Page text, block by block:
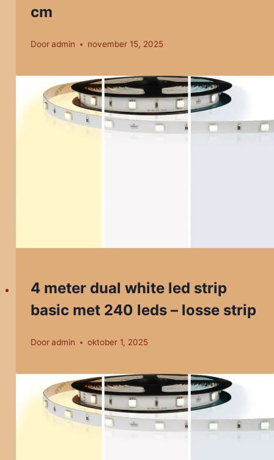
cm
Door admin november 15, 2025
4 meter dual white led strip
basic met 240 leds – losse strip
Door admin oktober 1, 2025